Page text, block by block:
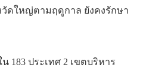
วัดใหญ่ตามฤดูกาล ยังคงรักษา
ประเทศ 2 เขตบริหาร